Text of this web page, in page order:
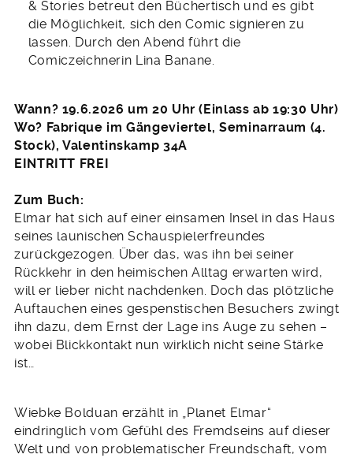
& Stories betreut den Büchertisch und es gibt
die Möglichkeit, sich den Comic signieren zu
lassen. Durch den Abend führt die
Comiczeichnerin Lina Banane.
Wann? 19.6.2026 um 20 Uhr (Einlass ab 19:30 Uhr)
Wo? Fabrique im Gängeviertel, Seminarraum (4.
Stock), Valentinskamp 34A
EINTRITT FREI
Zum Buch:
Elmar hat sich auf einer einsamen Insel in das Haus
seines launischen Schauspielerfreundes
zurückgezogen. Über das, was ihn bei seiner
Rückkehr in den heimischen Alltag erwarten wird,
will er lieber nicht nachdenken. Doch das plötzliche
Auftauchen eines gespenstischen Besuchers zwingt
ihn dazu, dem Ernst der Lage ins Auge zu sehen –
wobei Blickkontakt nun wirklich nicht seine Stärke
ist…
Wiebke Bolduan erzählt in „Planet Elmar“
eindringlich vom Gefühl des Fremdseins auf dieser
Welt und von problematischer Freundschaft, vom